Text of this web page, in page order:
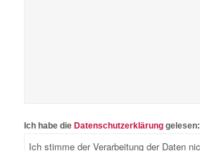
Ich habe die Datenschutzerklärunggelesen: